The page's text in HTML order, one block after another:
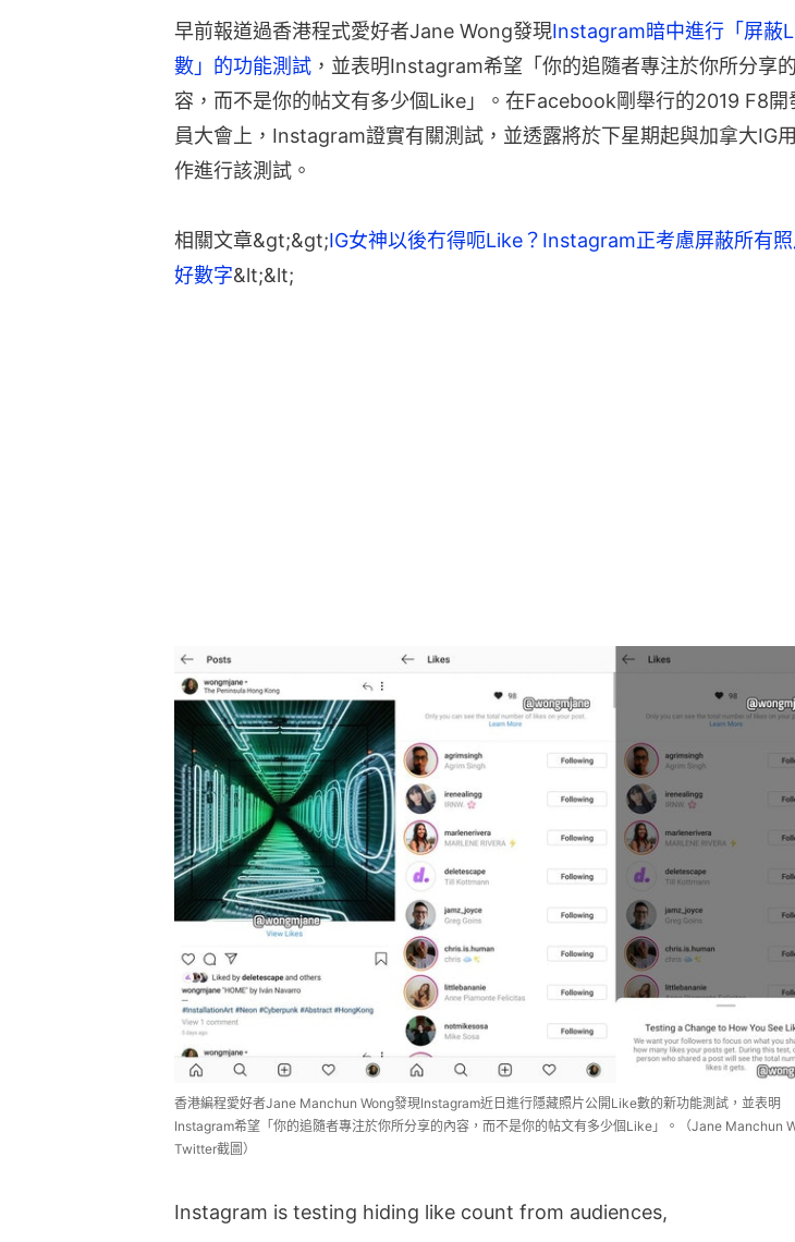
早前報道過香港程式愛好者Jane Wong發現Instagram暗中進行「屏蔽
數」的功能測試 ，並表明Instagram希望「你的追隨者專注於你所分享
容，而不是你的帖文有多少個Like」。在Facebook剛舉行的2019 F8開
員大會上，Instagram證實有關測試，並透露將於下星期起與加拿大IG
作進行該測試。​
相關文章&gt;&gt;IG女神以後冇得呃Like？Instagram正考慮屏蔽所有
好數字&lt;&lt;
香港編程愛好者Jane Manchun Wong發現Instagram近日進行隱藏照片公開Like數的新功能測試，並表明
Instagram希望「你的追隨者專注於你所分享的內容，而不是你的帖文有多少個Like」。（Jane Manchun
Twitter截圖）
Instagram is testing hiding like count from audiences,